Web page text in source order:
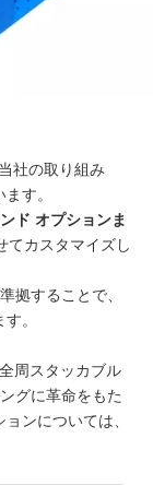
社の取り組み
す。
ド オプションま
てカスタマイズし
拠することで、
。
周スタッカブル
グに革命をもた
ンについては、